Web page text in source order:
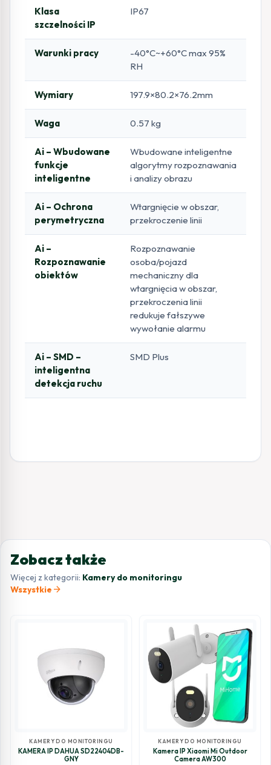
Klasa
szczelności IP
IP67
Warunki pracy
-40°C~+60°C max 95%
RH
Wymiary 197.9×80.2×76.2mm
Waga 0.57 kg
Ai – Wbudowane
funkcje
inteligentne
Wbudowane inteligentne
algorytmy rozpoznawania
i analizy obrazu
Ai – Ochrona
perymetryczna
Wtargnięcie w obszar,
przekroczenie linii
Ai –
Rozpoznawanie
obiektów
Rozpoznawanie
osoba/pojazd
mechaniczny dla
wtargnięcia w obszar,
przekroczenia linii
redukuje fałszywe
wywołanie alarmu
Ai – SMD –
inteligentna
detekcja ruchu
SMD Plus
Zobacz także
Więcej z kategorii: Kamery do monitoringu
Wszystkie arrow_forward
KAMERY DO MONITORINGU
KAMERA IP DAHUA SD22404DB-
GNY
KAMERY DO MONITORINGU
Kamera IP Xiaomi Mi Outdoor
Camera AW300